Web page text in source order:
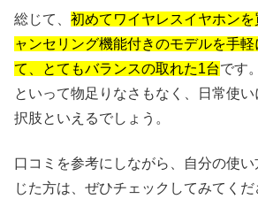
総じて、 初めてワイヤレスイヤホン
ャンセリング機能付きのモデルを手
て、とてもバランスの取れた1台です
といって物足りなさもなく、日常使
択肢といえるでしょう。
口コミを参考にしながら、自分の使
じた方は、ぜひチェックしてみてくだ